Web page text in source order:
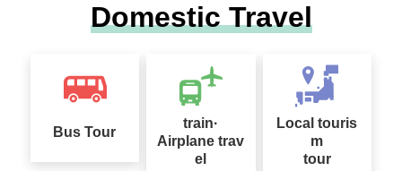
Outdoor walking tour sp
Summer resort tour spe
cial
Domestic Travel
Bus Tour
train·
Airplane trav
el
Local touris
m
tour